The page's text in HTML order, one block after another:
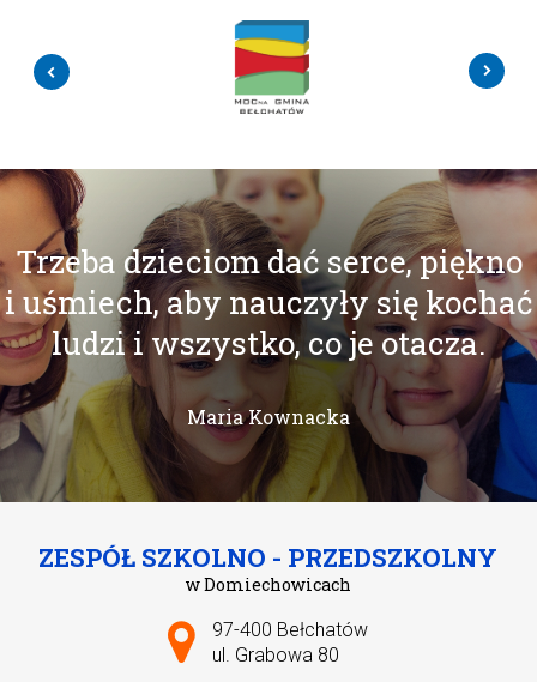
Trzeba dzieciom dać serce, piękno
i uśmiech, aby nauczyły się kochać
ludzi i wszystko, co je otacza.
Maria Kownacka
ZESPÓŁ SZKOLNO - PRZEDSZKOLNY
w Domiechowicach
Adres pocztowy:
97-400 Bełchatów
ul. Grabowa 80